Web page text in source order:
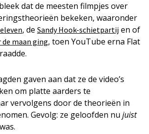
dat de meesten filmpjes over
bekeken, waaronder
, de Sandy Hook-schietpartij en of
maan ging, toen YouTube erna Flat
gaven aan dat ze de video’s
om platte aarders te
vervolgens door de theorieën in
Gevolg: ze geloofden nu juist